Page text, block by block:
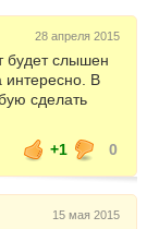
28 апреля 2015
будет слышен
интересно. В
сделать
+1
0
15 мая 2015